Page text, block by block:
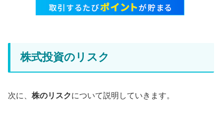
株式投資のリスク
次に、 株のリスクについて説明していきます。